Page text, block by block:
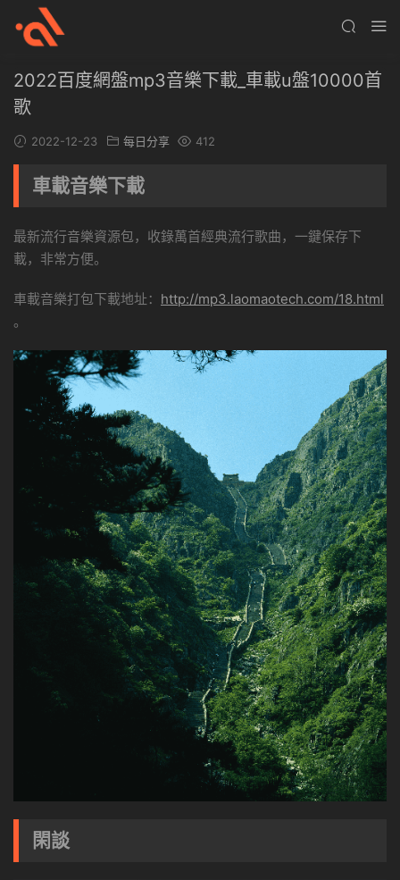
2022百度網盤mp3音樂下載_車載u盤10000首
歌
2022-12-23 每日分享 412
車載音樂下載
最新流行音樂資源包，收錄萬首經典流行歌曲，一鍵保存下
載，非常方便。
車載音樂打包下載地址： http://mp3.laomaotech.com/18.html
。
閑談